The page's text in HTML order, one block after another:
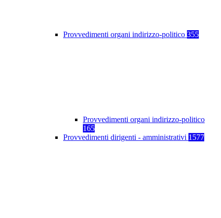
Provvedimenti organi indirizzo-politico 355
Provvedimenti organi indirizzo-politico
165
Provvedimenti dirigenti - amministrativi 1577